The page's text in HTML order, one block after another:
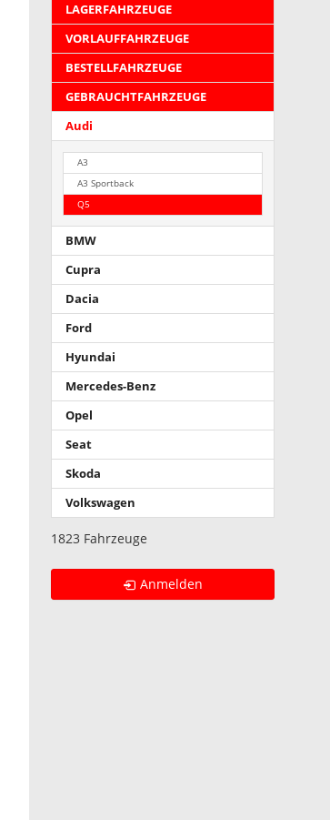
LAGERFAHRZEUGE
VORLAUFFAHRZEUGE
BESTELLFAHRZEUGE
GEBRAUCHTFAHRZEUGE
Audi
A3
A3 Sportback
Q5
BMW
Cupra
Dacia
Ford
Hyundai
Mercedes-Benz
Opel
Seat
Skoda
Volkswagen
1823 Fahrzeuge
Anmelden